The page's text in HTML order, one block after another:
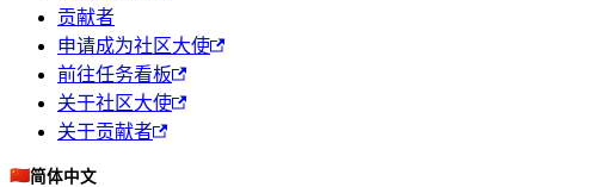
贡献者
申请成为社区大使
前往任务看板
关于社区大使
关于贡献者
🇨🇳简体中文